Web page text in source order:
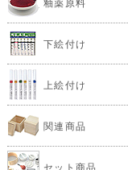
釉薬原料
下絵付け
上絵付け
関連商品
セット商品